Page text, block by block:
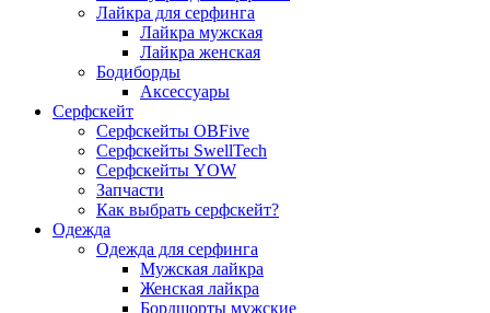
Лайкра для серфинга
Лайкра мужская
Лайкра женская
Бодиборды
Аксессуары
Серфскейт
Серфскейты OBFive
Серфскейты SwellTech
Серфскейты YOW
Запчасти
Как выбрать серфскейт?
Одежда
Одежда для серфинга
Мужская лайкра
Женская лайкра
Бордшорты мужские